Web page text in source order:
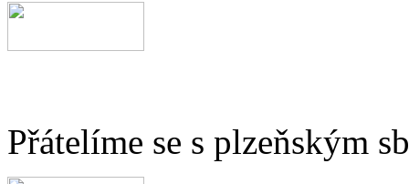
Přátelíme se s plzeňským